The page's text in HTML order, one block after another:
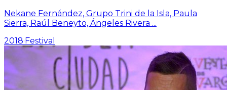
Nekane Fernández, Grupo Trini de la Isla, Paula
Sierra, Raúl Beneyto, Ángeles Rivera ...
2018· Festival